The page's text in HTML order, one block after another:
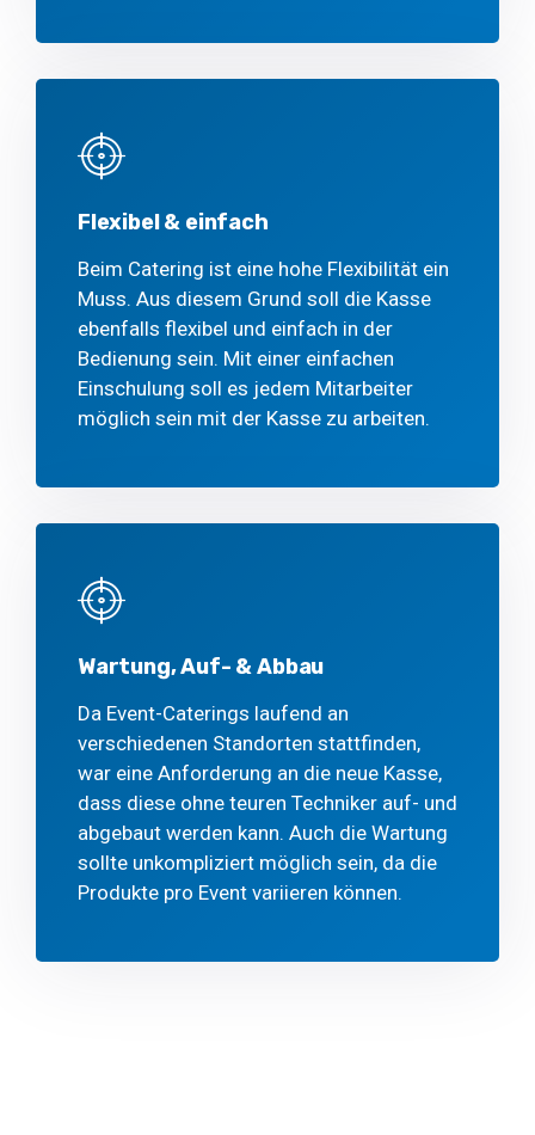
Flexibel & einfach
Beim Catering ist eine hohe Flexibilität ein
Muss. Aus diesem Grund soll die Kasse
ebenfalls flexibel und einfach in der
Bedienung sein. Mit einer einfachen
Einschulung soll es jedem Mitarbeiter
möglich sein mit der Kasse zu arbeiten.
Wartung, Auf- & Abbau
Da Event-Caterings laufend an
verschiedenen Standorten stattfinden,
war eine Anforderung an die neue Kasse,
dass diese ohne teuren Techniker auf- und
abgebaut werden kann. Auch die Wartung
sollte unkompliziert möglich sein, da die
Produkte pro Event variieren können.